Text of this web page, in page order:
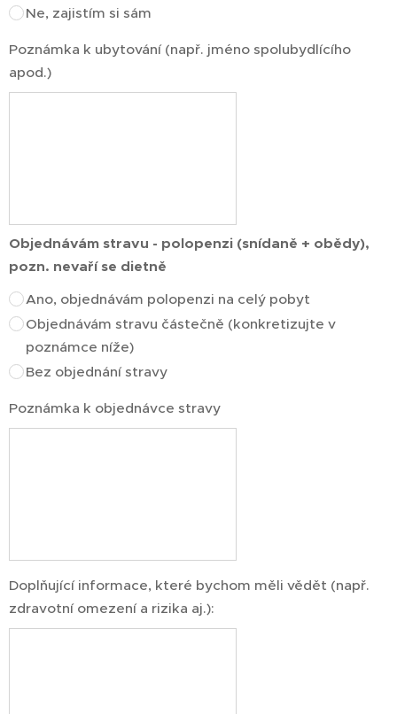
Ne, zajistím si sám
Poznámka k ubytování (např. jméno spolubydlícího
apod.)
Objednávám stravu - polopenzi (snídaně + obědy),
pozn. nevaří se dietně
Ano, objednávám polopenzi na celý pobyt
Objednávám stravu částečně (konkretizujte v
poznámce níže)
Bez objednání stravy
Poznámka k objednávce stravy
Doplňující informace, které bychom měli vědět (např.
zdravotní omezení a rizika aj.):